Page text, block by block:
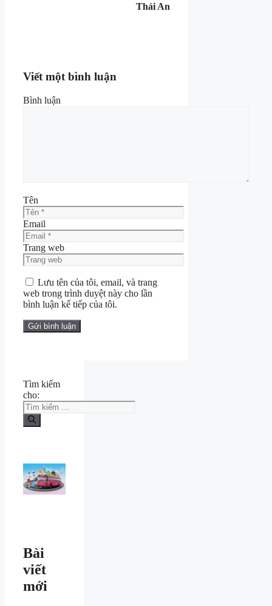
Thái An
Viết một bình luận
Bình luận
Tên
Email
Trang web
Lưu tên của tôi, email, và trang
web trong trình duyệt này cho lần
bình luận kế tiếp của tôi.
Tìm kiếm
cho:
Bài
viết
mới